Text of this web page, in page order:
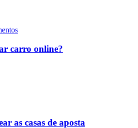
carro online?
as casas de aposta